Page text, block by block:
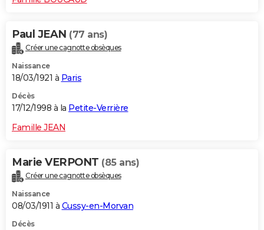
Paul JEAN (77 ans)
Créer une cagnotte obsèques
Naissance
18/03/1921 à Paris
Décès
17/12/1998 à la Petite-Verrière
Famille JEAN
Marie VERPONT (85 ans)
Créer une cagnotte obsèques
Naissance
08/03/1911 à Cussy-en-Morvan
Décès